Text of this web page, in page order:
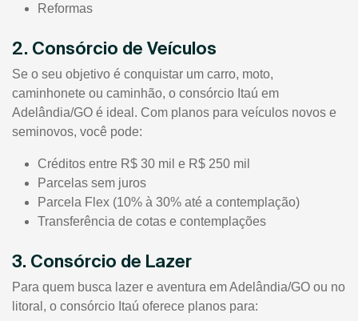
Reformas
2. Consórcio de Veículos
Se o seu objetivo é conquistar um carro, moto,
caminhonete ou caminhão, o consórcio Itaú em
Adelândia/GO é ideal. Com planos para veículos novos e
seminovos, você pode:
Créditos entre R$ 30 mil e R$ 250 mil
Parcelas sem juros
Parcela Flex (10% à 30% até a contemplação)
Transferência de cotas e contemplações
3. Consórcio de Lazer
Para quem busca lazer e aventura em Adelândia/GO ou no
litoral, o consórcio Itaú oferece planos para: